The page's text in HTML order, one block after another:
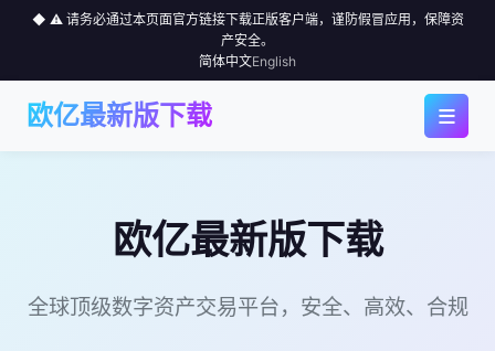
◆ ⚠️ 请务必通过本页面官方链接下载正版客户端，谨防假冒应用，保障资
产安全。
简体中文English
欧亿最新版下载 ≡
◆ 为何选择
◆ 行情中心
欧亿最新版下载
全球顶级数字资产交易平台，安全、高效、合规